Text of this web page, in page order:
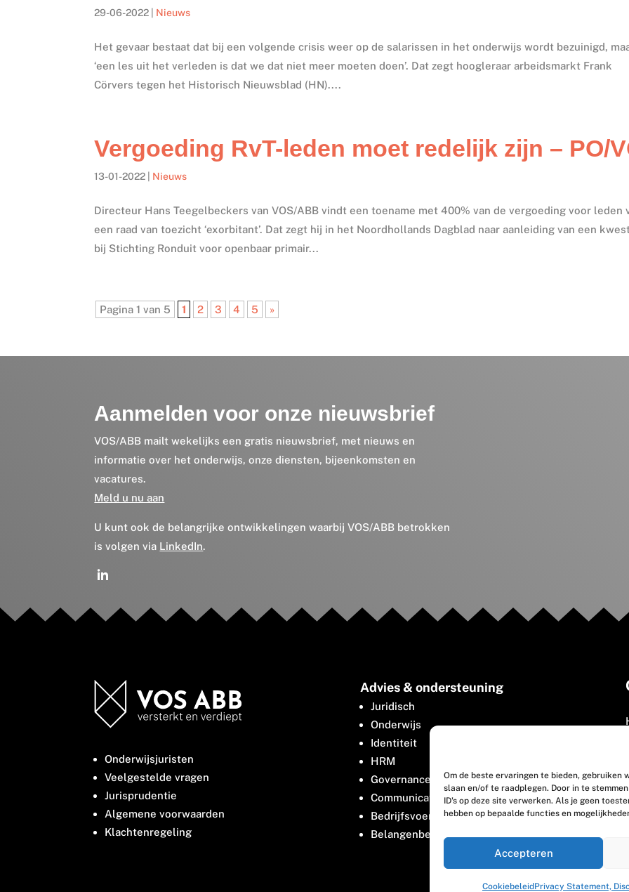
Om de beste ervaringen te bieden,
slaan en/of te raadplegen. Door in te
ID's op deze site verwerken. Als je geen
hebben op bepaalde functies en
Accepteren
CookiebeleidPrivacy Statement,
29-06-2022 Nieuws
Het gevaar bestaat dat bij een volgende crisis weer op de salarissen in het onderwijs wordt bezuinigd,
‘een les uit het verleden is dat we dat niet meer moeten doen’. Dat zegt hoogleraar arbeidsmarkt Frank
Cörvers tegen het Historisch Nieuwsblad (HN)....
Vergoeding RvT-leden moet redelijk zijn – PO/
13-01-2022 Nieuws
Directeur Hans Teegelbeckers van VOS/ABB vindt een toename met 400% van de vergoeding voor leden
een raad van toezicht ‘exorbitant’. Dat zegt hij in het Noordhollands Dagblad naar aanleiding van een
bij Stichting Ronduit voor openbaar primair...
Pagina 1 van 5 1 2 3 4 5 »
Aanmelden voor onze nieuwsbrief
VOS/ABB mailt wekelijks een gratis nieuwsbrief, met nieuws en
informatie over het onderwijs, onze diensten, bijeenkomsten en
vacatures.
Meld u nu aan
U kunt ook de belangrijke ontwikkelingen waarbij VOS/ABB betrokken
is volgen via LinkedIn.
Onderwijsjuristen
Veelgestelde vragen
Jurisprudentie
Algemene voorwaarden
Klachtenregeling
Advies & ondersteuning
Juridisch
Onderwijs
Identiteit
HRM
Governance
Communicatie
Bedrijfsvoering
Belangenbehartiging